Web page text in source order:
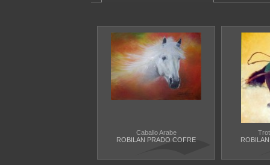
Caballo Arabe
ROBILAN PRADO COFRE